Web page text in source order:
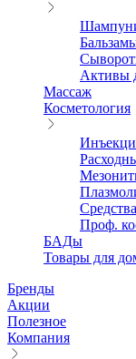
Активы
Массаж
Косметология
Проф.
БАДы
Товары для
Бренды
Акции
Полезное
Компания